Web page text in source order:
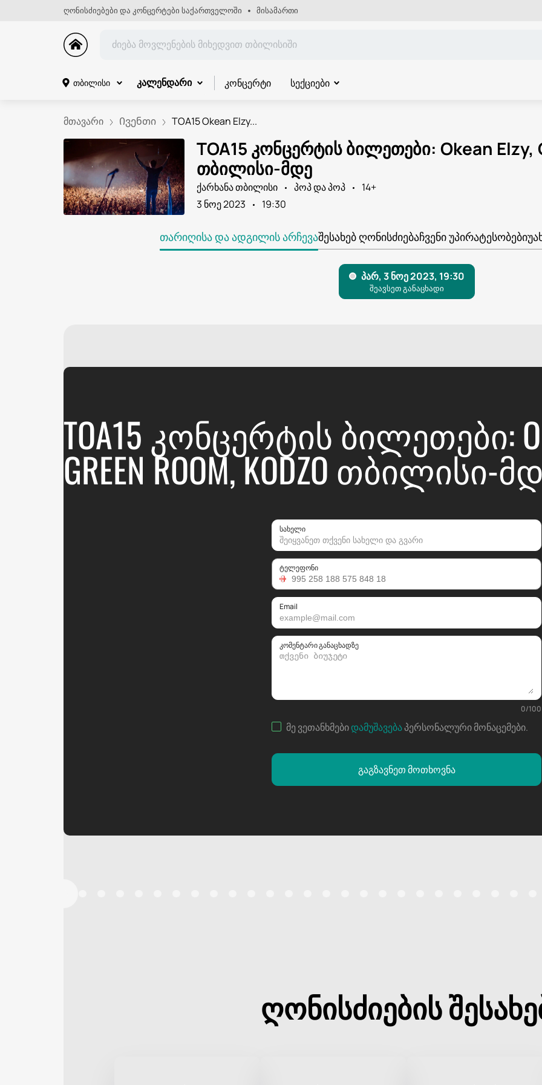
ღონისძიებები და კონცერტები საქართველოში მისამართი
თბილისი კალენდარი კონცერტი სექციები
მთავარი Ივენთი TOA15 Okean Elzy...
TOA15 კონცერტის ბილეთები: Okean
თბილისი-მდე
ქარხანა თბილისი პოპ და პოპ
14+
3 ნოე 2023
19:30
ᲗᲐᲠᲘᲦᲘᲡᲐ ᲓᲐ ᲐᲓᲒᲘᲚᲘᲡ ᲐᲠᲩᲔᲕᲐᲨᲔᲡᲐᲮᲔᲑ ᲦᲝᲜᲘᲡᲫᲘᲔᲑᲐᲩᲕᲔᲜᲘ ᲣᲞᲘᲠᲐᲢᲔᲡᲝᲑᲔᲑᲘ
TOA15 ᲙᲝᲜᲪᲔᲠᲢᲘᲡ ᲑᲘᲚᲔᲗᲔᲑᲘ:
GREEN ROOM, KODZO ᲗᲑᲘᲚᲘᲡᲘ-
სახელი
ტელეფონი
Email
კომენტარი განაცხადზე
0/100
მე ვეთანხმებიდამუშავებაპერსონალური მონაცემები.
გაგზავნეთ მოთხოვნა
ღონისძიების